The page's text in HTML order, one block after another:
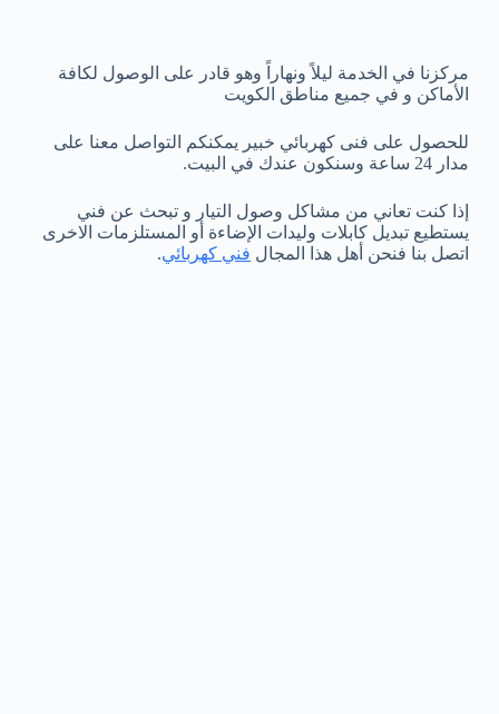
مركزنا في الخدمة ليلاً ونهاراً وهو قادر على الوصول لكافة
الأماكن و في جميع مناطق الكويت
للحصول على فنى كهربائي خبير يمكنكم التواصل معنا على
مدار 24 ساعة وسنكون عندك في البيت.
إذا كنت تعاني من مشاكل وصول التيار و تبحث عن فني
يستطيع تبديل كابلات وليدات الإضاءة أو المستلزمات الاخرى
اتصل بنا فنحن أهل هذا المجال فني كهربائي.